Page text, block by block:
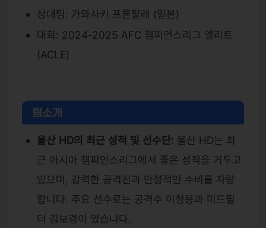
상대팀: 가와사키 프론탈레 (일본)
대회: 2024-2025 AFC 챔피언스리그 엘리트
(ACLE)
팀소개
울산 HD의 최근 성적 및 선수단: 울산 HD는 최
근 아시아 챔피언스리그에서 좋은 성적을 거두고
있으며, 강력한 공격진과 안정적인 수비를 자랑
합니다. 주요 선수로는 공격수 이청용과 미드필
더 김보경이 있습니다.